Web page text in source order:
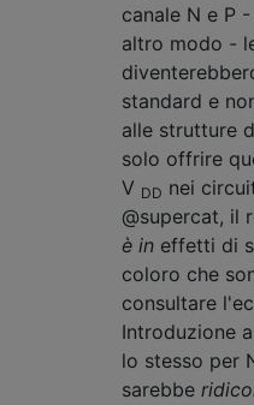
canale N e P
altro modo -
standard e
alle strutture
solo offrire
V DD nei
@supercat, il
è in effetti di
coloro che
consultare
Introduzione
lo stesso per
sarebbe